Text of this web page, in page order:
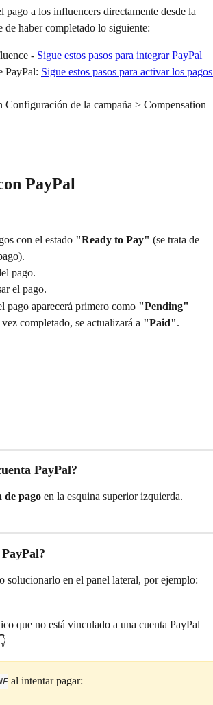
a los influencers directamente desde la
de haber completado lo siguiente:
- Sigue estos pasos para integrar PayPal
PayPal: Sigue estos pasos para activar los pagos
Configuración de la campaña > Compensation
PayPal
con el estado "Ready to Pay" (se trata de
pago.
el pago.
pago aparecerá primero como "Pending"
completado, se actualizará a "Paid".
PayPal?
de pago en la esquina superior izquierda.
solucionarlo en el panel lateral, por ejemplo:
que no está vinculado a una cuenta PayPal
al intentar pagar: